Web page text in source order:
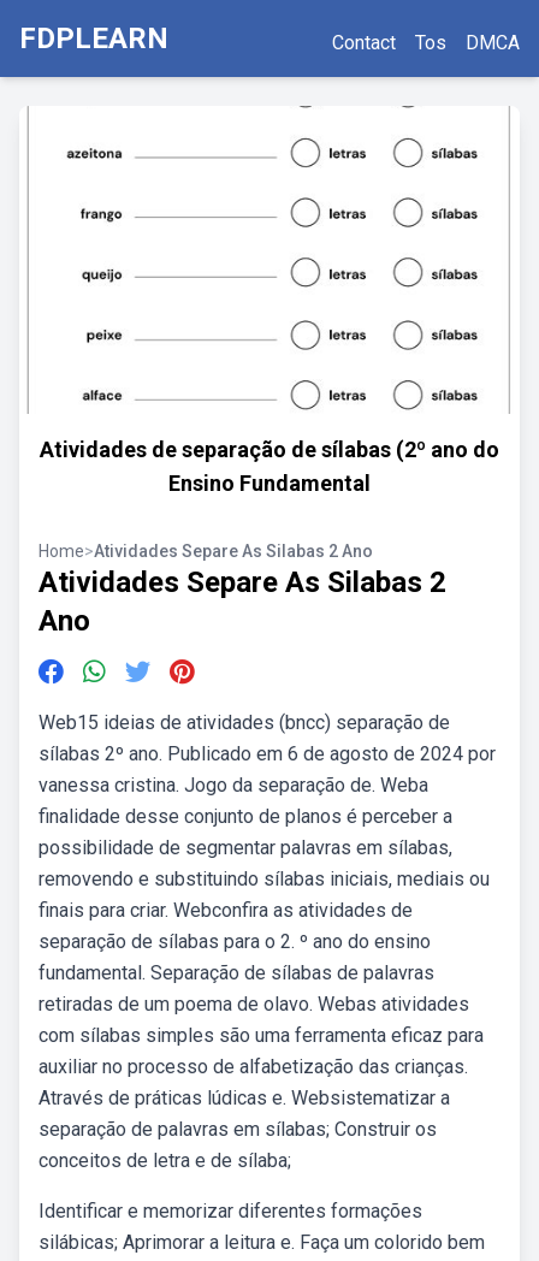
FDPLEARN Contact Tos DMCA
Atividades de separação de sílabas (2º ano do
Ensino Fundamental
Home>Atividades Separe As Silabas 2 Ano
Atividades Separe As Silabas 2
Ano
Web15 ideias de atividades (bncc) separação de
sílabas 2º ano. Publicado em 6 de agosto de 2024 por
vanessa cristina. Jogo da separação de. Weba
finalidade desse conjunto de planos é perceber a
possibilidade de segmentar palavras em sílabas,
removendo e substituindo sílabas iniciais, mediais ou
finais para criar. Webconfira as atividades de
separação de sílabas para o 2. º ano do ensino
fundamental. Separação de sílabas de palavras
retiradas de um poema de olavo. Webas atividades
com sílabas simples são uma ferramenta eficaz para
auxiliar no processo de alfabetização das crianças.
Através de práticas lúdicas e. Websistematizar a
separação de palavras em sílabas; Construir os
conceitos de letra e de sílaba;
Identificar e memorizar diferentes formações
silábicas; Aprimorar a leitura e. Faça um colorido bem